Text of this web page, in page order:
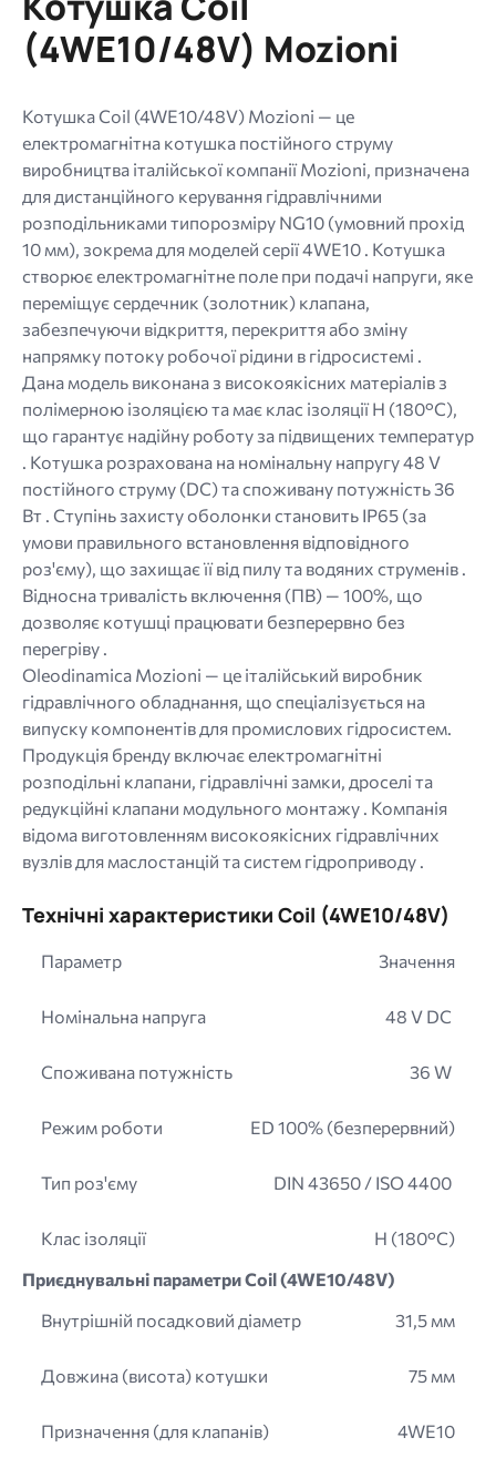
Дозволені
типи:
jpg
jpeg
png.
(4WE10/48V) Mozioni
Котушка Coil (4WE10/48V) Mozioni — це
електромагнітна котушка постійного струму
виробництва італійської компанії Mozioni, призначена
для дистанційного керування гідравлічними
розподільниками типорозміру NG10 (умовний прохід
10 мм), зокрема для моделей серії 4WE10 . Котушка
створює електромагнітне поле при подачі напруги, яке
переміщує сердечник (золотник) клапана,
забезпечуючи відкриття, перекриття або зміну
напрямку потоку робочої рідини в гідросистемі .
Дана модель виконана з високоякісних матеріалів з
полімерною ізоляцією та має клас ізоляції H (180°C),
що гарантує надійну роботу за підвищених температур
. Котушка розрахована на номінальну напругу 48 V
постійного струму (DC) та споживану потужність 36
Вт . Ступінь захисту оболонки становить IP65 (за
умови правильного встановлення відповідного
роз'єму), що захищає її від пилу та водяних струменів .
Відносна тривалість включення (ПВ) — 100%, що
дозволяє котушці працювати безперервно без
перегріву .
Oleodinamica Mozioni — це італійський виробник
гідравлічного обладнання, що спеціалізується на
випуску компонентів для промислових гідросистем.
Продукція бренду включає електромагнітні
розподільні клапани, гідравлічні замки, дроселі та
редукційні клапани модульного монтажу . Компанія
відома виготовленням високоякісних гідравлічних
вузлів для маслостанцій та систем гідроприводу .
Технічні характеристики Coil (4WE10/48V)
Параметр Значення
Номінальна напруга 48 V DC
Споживана потужність 36 W
Режим роботи ED 100% (безперервний)
Тип роз'єму DIN 43650 / ISO 4400
Клас ізоляції
H (180°C)
Приєднувальні параметри Coil (4WE10/48V)
Внутрішній посадковий діаметр
31,5 мм
Довжина (висота) котушки 75 мм
Призначення (для клапанів) 4WE10